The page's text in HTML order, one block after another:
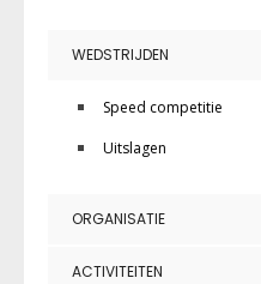
WEDSTRIJDEN
Speed competitie
Uitslagen
ORGANISATIE
ACTIVITEITEN